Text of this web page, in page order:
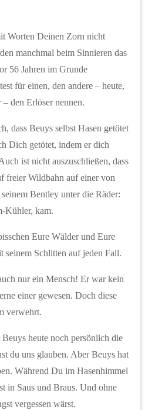
Worten Deinen Zorn nicht
manchmal beim Sinnieren das
56 Jahren im Grunde
für einen, den andere – heute,
den Erlöser nennen.
dass Beuys selbst Hasen getötet
Dich getötet, indem er dich
ist nicht auszuschließen, dass
freier Wildbahn auf einer von
Bentley unter die Räder:
Kühler, kam.
Eure Wälder und Eure
seinem Schlitten auf jeden Fall.
nur ein Mensch! Er war kein
einer gewesen. Doch diese
verwehrt.
heute noch persönlich die
du uns glauben. Aber Beuys hat
Während Du im Hasenhimmel
in Saus und Braus. Und ohne
vergessen wärst.